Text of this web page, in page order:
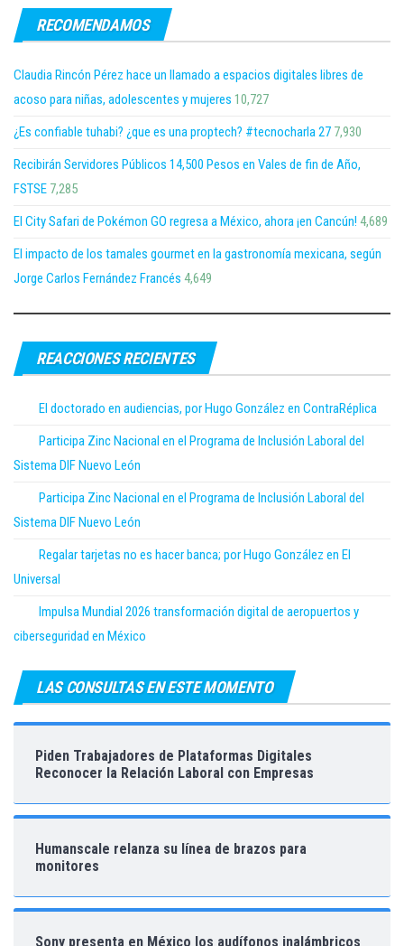
RECOMENDAMOS
Claudia Rincón Pérez hace un llamado a espacios digitales libres de
acoso para niñas, adolescentes y mujeres 10,727
¿Es confiable tuhabi? ¿que es una proptech? #tecnocharla 27 7,930
Recibirán Servidores Públicos 14,500 Pesos en Vales de fin de Año,
FSTSE 7,285
El City Safari de Pokémon GO regresa a México, ahora ¡en Cancún! 4,689
El impacto de los tamales gourmet en la gastronomía mexicana, según
Jorge Carlos Fernández Francés 4,649
REACCIONES RECIENTES
El doctorado en audiencias, por Hugo González en ContraRéplica
Participa Zinc Nacional en el Programa de Inclusión Laboral del
Sistema DIF Nuevo León
Participa Zinc Nacional en el Programa de Inclusión Laboral del
Sistema DIF Nuevo León
Regalar tarjetas no es hacer banca; por Hugo González en El
Universal
Impulsa Mundial 2026 transformación digital de aeropuertos y
ciberseguridad en México
LAS CONSULTAS EN ESTE MOMENTO
Piden Trabajadores de Plataformas Digitales
Reconocer la Relación Laboral con Empresas
Humanscale relanza su línea de brazos para
monitores
Sony presenta en México los audífonos inalámbricos